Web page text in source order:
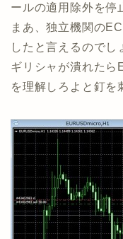
ールの適用除外を停
まあ、独立機関の
したと言えるのでし
ギリシャが潰れたら
を理解しろよと釘を